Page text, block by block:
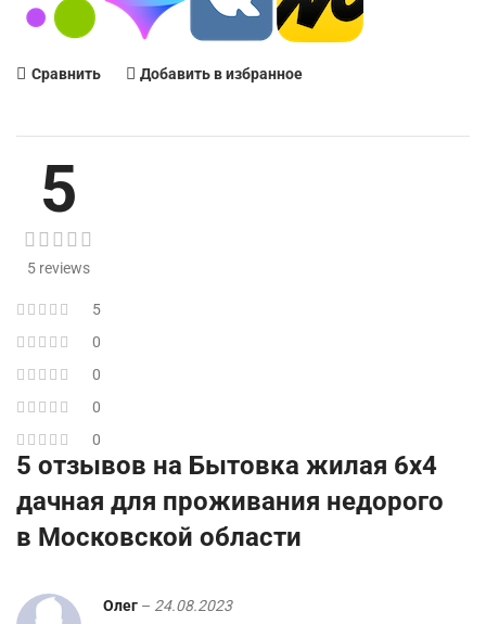
Сравнить Добавить в избранное
5
5 reviews
5
0
0
0
0
5 отзывов на Бытовка жилая 6х4
дачная для проживания недорого
в Московской области
Олег – 24.08.2023